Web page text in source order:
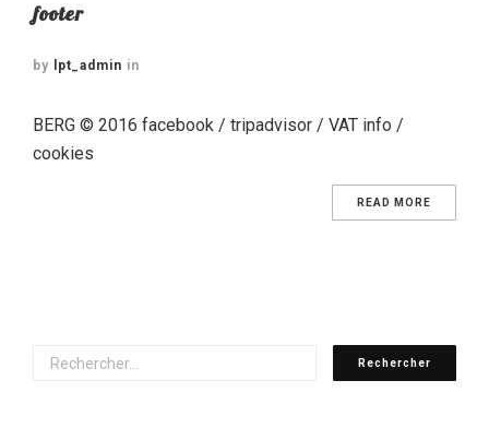
footer
by lpt_admin in
BERG © 2016 facebook / tripadvisor / VAT info /
cookies
READ MORE